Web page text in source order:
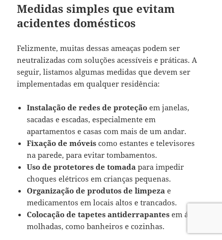
Medidas simples que evitam
acidentes domésticos
Felizmente, muitas dessas ameaças podem ser
neutralizadas com soluções acessíveis e práticas. A
seguir, listamos algumas medidas que devem ser
implementadas em qualquer residência:
Instalação de redes de proteção em janelas,
sacadas e escadas, especialmente em
apartamentos e casas com mais de um andar.
Fixação de móveis como estantes e televisores
na parede, para evitar tombamentos.
Uso de protetores de tomada para impedir
choques elétricos em crianças pequenas.
Organização de produtos de limpeza e
medicamentos em locais altos e trancados.
Colocação de tapetes antiderrapantes em áreas
molhadas, como banheiros e cozinhas.